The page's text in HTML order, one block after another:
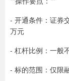
- 开通条件：证券
万元
- 杠杆比例：一般
- 标的范围：仅限